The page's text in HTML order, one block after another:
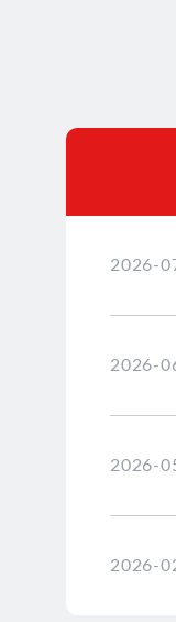
2026-
2026-
2026-
2026-